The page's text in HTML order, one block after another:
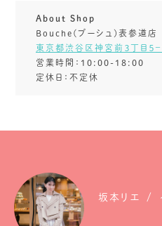
About Shop
Bouche(ブーシュ)表参道店
東京都渋谷区神宮前３丁目５−
営業時間：10:00-18:00
定休日：不定休
坂本リエ